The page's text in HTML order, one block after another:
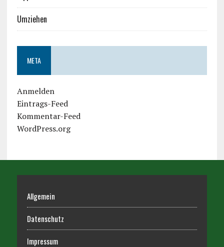
Umziehen
META
Anmelden
Eintrags-Feed
Kommentar-Feed
WordPress.org
Allgemein
Datenschutz
Impressum